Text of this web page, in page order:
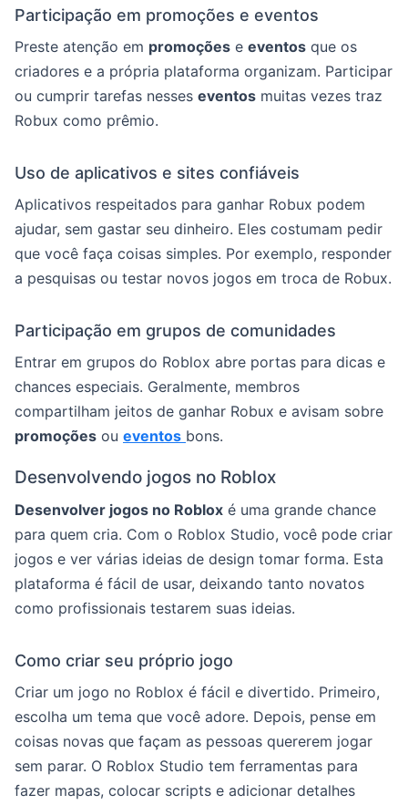
Participação em promoções e eventos
Preste atenção em promoções e eventos que os
criadores e a própria plataforma organizam. Participar
ou cumprir tarefas nesses eventos muitas vezes traz
Robux como prêmio.
Uso de aplicativos e sites confiáveis
Aplicativos respeitados para ganhar Robux podem
ajudar, sem gastar seu dinheiro. Eles costumam pedir
que você faça coisas simples. Por exemplo, responder
a pesquisas ou testar novos jogos em troca de Robux.
Participação em grupos de comunidades
Entrar em grupos do Roblox abre portas para dicas e
chances especiais. Geralmente, membros
compartilham jeitos de ganhar Robux e avisam sobre
promoções ou eventos bons.
Desenvolvendo jogos no Roblox
Desenvolver jogos no Roblox é uma grande chance
para quem cria. Com o Roblox Studio, você pode criar
jogos e ver várias ideias de design tomar forma. Esta
plataforma é fácil de usar, deixando tanto novatos
como profissionais testarem suas ideias.
Como criar seu próprio jogo
Criar um jogo no Roblox é fácil e divertido. Primeiro,
escolha um tema que você adore. Depois, pense em
coisas novas que façam as pessoas quererem jogar
sem parar. O Roblox Studio tem ferramentas para
fazer mapas, colocar scripts e adicionar detalhes